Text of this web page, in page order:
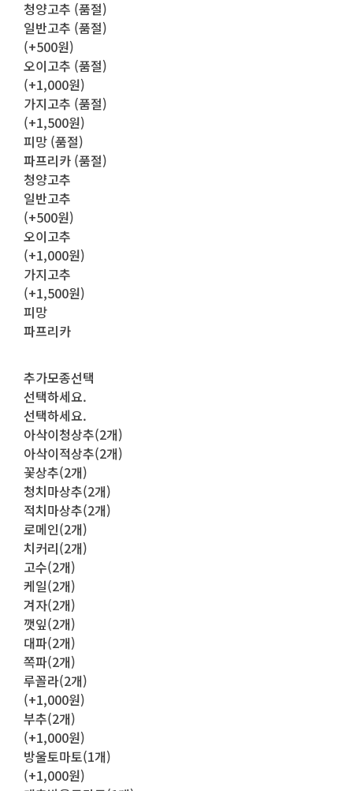
청양고추 (품절)
일반고추 (품절)
(+500원)
오이고추 (품절)
(+1,000원)
가지고추 (품절)
(+1,500원)
피망 (품절)
파프리카 (품절)
청양고추
일반고추
(+500원)
오이고추
(+1,000원)
가지고추
(+1,500원)
피망
파프리카
추가모종선택
선택하세요.
선택하세요.
아삭이청상추(2개)
아삭이적상추(2개)
꽃상추(2개)
청치마상추(2개)
적치마상추(2개)
로메인(2개)
치커리(2개)
고수(2개)
케일(2개)
겨자(2개)
깻잎(2개)
대파(2개)
쪽파(2개)
루꼴라(2개)
(+1,000원)
부추(2개)
(+1,000원)
방울토마토(1개)
(+1,000원)